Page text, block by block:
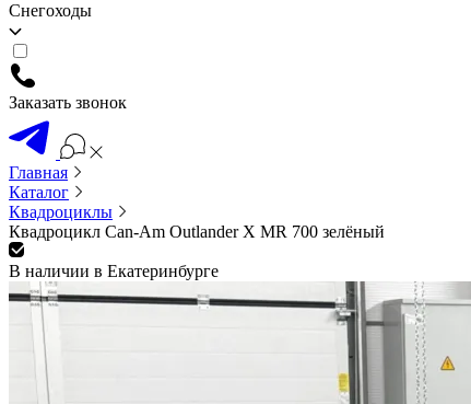
Снегоходы
Заказать звонок
Главная
Каталог
Квадроциклы
Квадроцикл Can-Am Outlander X MR 700 зелёный
В наличии в Екатеринбурге